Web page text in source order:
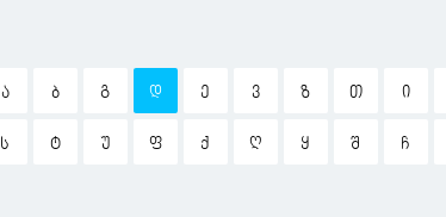
Ა Ბ Გ Დ Ე Ვ Ზ Თ Ი
Ს Ტ Უ Ფ Ქ Ღ Ყ Შ Ჩ